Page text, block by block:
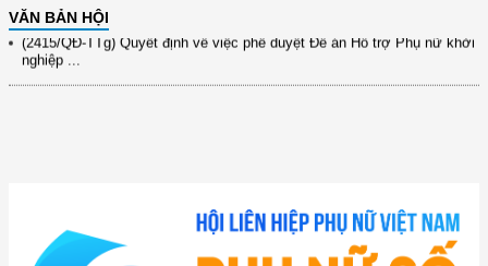
VĂN BẢN HỘI
(2415/QĐ-TTg) Quyết định về việc phê duyệt Đề án Hỗ trợ Phụ nữ khởi
nghiệp ...